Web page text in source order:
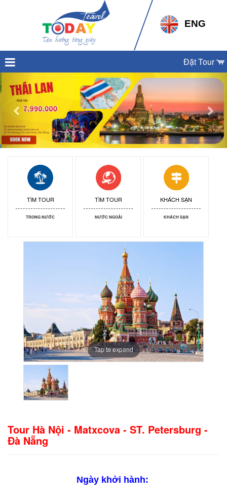
ENG
Đặt Tour
Previous
TÌM TOUR
TRONG NƯỚC
TÌM TOUR
NƯỚC NGOÀI
KHÁCH SẠN
KHÁCH SẠN
Tap to expand
Tour Hà Nội - Matxcova - ST. Petersburg -
Đà Nẵng
Ngày khởi hành: